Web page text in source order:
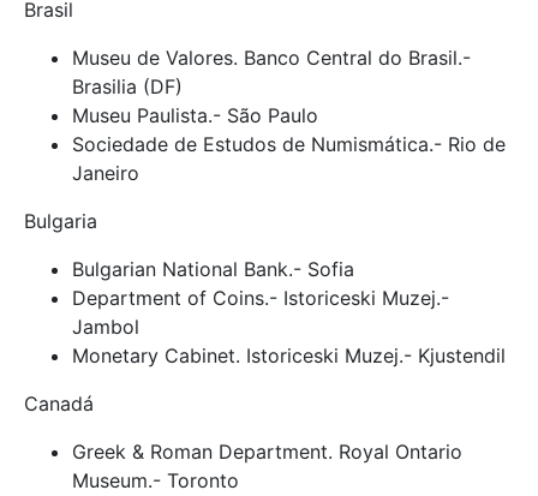
Brasil
Museu de Valores. Banco Central do Brasil.-
Brasilia (DF)
Museu Paulista.- São Paulo
Sociedade de Estudos de Numismática.- Rio de
Janeiro
Bulgaria
Bulgarian National Bank.- Sofia
Department of Coins.- Istoriceski Muzej.-
Jambol
Monetary Cabinet. Istoriceski Muzej.- Kjustendil
Canadá
Greek & Roman Department. Royal Ontario
Museum.- Toronto